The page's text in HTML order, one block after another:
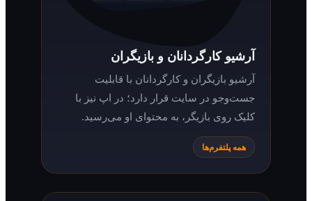
آرشیو کارگردانان و بازیگران
آرشیو بازیگران و کارگردانان با قابلیت
جست‌وجو در سایت قرار دارد؛ در اپ نیز با
کلیک روی بازیگر، به محتوای او می‌رسید.
همه پلتفرم‌ها